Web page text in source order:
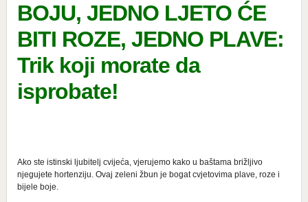
BOJU, JEDNO LJETO ĆE
BITI ROZE, JEDNO PLAVE:
Trik koji morate da
isprobate!
Ako ste istinski ljubitelj cvijeća, vjerujemo kako u baštama brižljivo
njegujete hortenziju. Ovaj zeleni žbun je bogat cvjetovima plave, roze i
bijele boje.